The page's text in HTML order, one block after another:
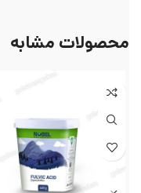
محصولات مشابه